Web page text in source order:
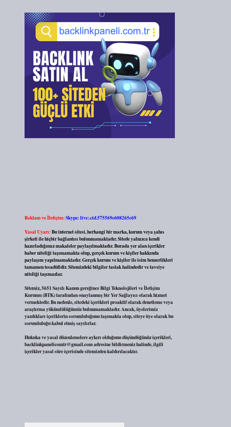
Reklam ve İletişim:Skype: live:.cid.575569c608265c69
Yasal Uyarı:Bu internet sitesi, herhangi bir marka, kurum veya şahıs
şirketi ile hiçbir bağlantısı bulunmamaktadır. Sitede yalnızca kendi
hazırladığımız makaleler paylaşılmaktadır. Burada yer alan içerikler
haber niteliği taşımamakta olup, gerçek kurum ve kişiler hakkında
paylaşım yapılmamaktadır. Gerçek kurum ve kişiler ile isim benzerlikleri
tamamen tesadüfidir. Sitemizdeki bilgiler taslak halindedir ve tavsiye
niteliği taşımazlar.
Sitemiz, 5651 Sayılı Kanun gereğince Bilgi Teknolojileri ve İletişim
Kurumu (BTK) tarafından onaylanmış bir Yer Sağlayıcı olarak hizmet
vermektedir. Bu nedenle, sitedeki içerikleri proaktif olarak denetleme veya
araştırma yükümlülüğümüz bulunmamaktadır. Ancak, üyelerimiz
yazdıkları içeriklerin sorumluluğunu taşımakta olup, siteye üye olarak bu
sorumluluğu kabul etmiş sayılırlar.
Hukuka ve yasal düzenlemelere aykırı olduğunu düşündüğünüz içerikleri,
backlinkpanelicomtr@gmail.comadresine bildirmeniz halinde, ilgili
içerikler yasal süre içerisinde sitemizden kaldırılacaktır.